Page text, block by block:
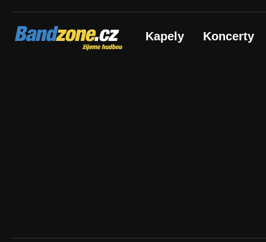
Bandzone.cz
žijeme hudbou Kapely Koncerty